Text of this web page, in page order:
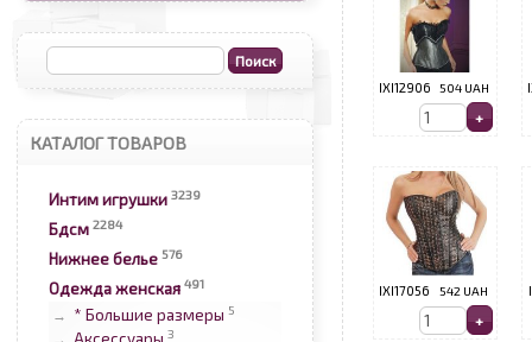
КАТАЛОГ ТОВАРОВ
Интим игрушки 3239
Бдсм 2284
Нижнее белье 576
Одежда женская 491
→ * Большие размеры 5
3
IXI12906 504 UAH
IXI17056 542 UAH